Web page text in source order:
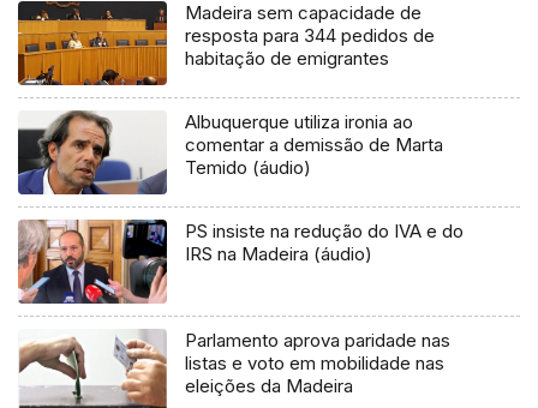
Madeira sem capacidade de
resposta para 344 pedidos de
habitação de emigrantes
Albuquerque utiliza ironia ao
comentar a demissão de Marta
Temido (áudio)
PS insiste na redução do IVA e do
IRS na Madeira (áudio)
Parlamento aprova paridade nas
listas e voto em mobilidade nas
eleições da Madeira